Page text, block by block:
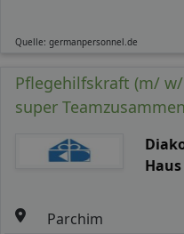
Quelle: germanpersonnel.de
Pflegehilfskraft (m/
super
Parchim